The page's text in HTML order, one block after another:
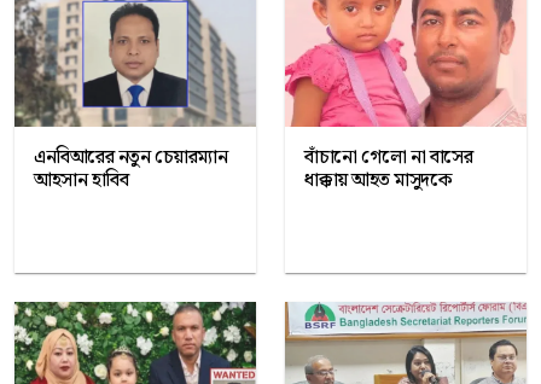
এনবিআরের নতুন চেয়ারম্যান
আহসান হাবিব
বাঁচানো গেলো না বাসের
ধাক্কায় আহত মাসুদকে